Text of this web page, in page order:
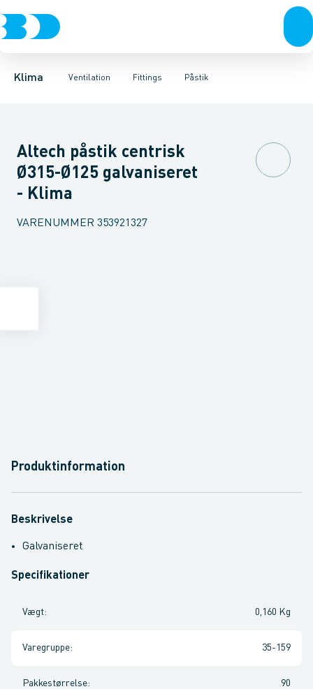
Klima Ventilation
Ventilation VarmepumperElKlimaværktøj
Fittings
Fittings RørSlangerSpjældLyddæmpereVentiler
Påstik
RørBøjninger 90gr.Bøjninger 60gr. Bøjninger 45gr.
Altech påstik centrisk
Ø315-Ø125 galvaniseret
- Klima
VARENUMMER 353921327
Produktinformation
Beskrivelse
Galvaniseret
Specifikationer
Vægt: 0,160 Kg
Varegruppe: 35-159
Pakkestørrelse: 90